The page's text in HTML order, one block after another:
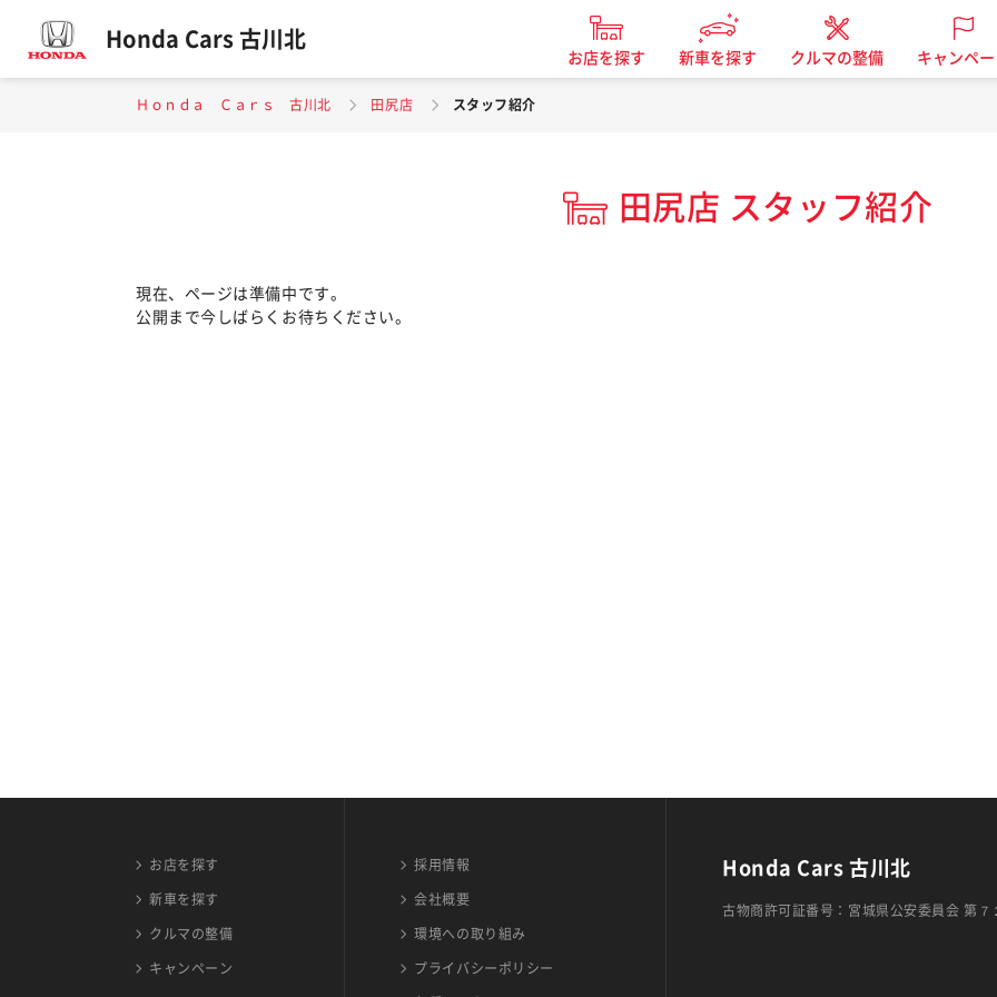
Honda Cars 古川北
お店を探す 新車を探す クルマの整備 キャンペー
Ｈｏｎｄａ Ｃａｒｓ 古川北 田尻店 スタッフ紹介
田尻店 スタッフ紹介
現在、ページは準備中です。
公開まで今しばらくお待ちください。
お店を探す
新車を探す
クルマの整備
キャンペーン
採用情報
会社概要
環境への取り組み
プライバシーポリシー
Honda Cars 古川北
古物商許可証番号：宮城県公安委員会 第７